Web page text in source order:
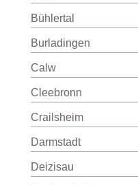
Bühlertal
Burladingen
Calw
Cleebronn
Crailsheim
Darmstadt
Deizisau